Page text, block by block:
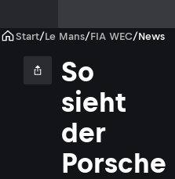
Start/Le Mans/FIA WEC/News
So
sieht
der
Porsche